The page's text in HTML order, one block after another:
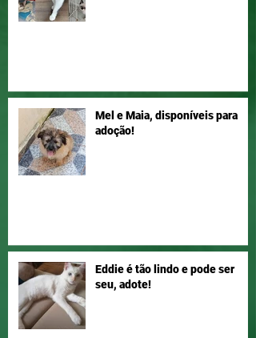
Mel e Maia, disponíveis para
adoção!
Eddie é tão lindo e pode ser
seu, adote!